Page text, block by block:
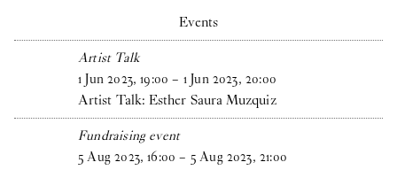
Events
Artist Talk
1 Jun 2023,19:00 – 1 Jun 2023, 20:00
Artist Talk: Esther Saura Muzquiz
Fundraising event
5 Aug 2023,16:00 – 5 Aug 2023, 21:00